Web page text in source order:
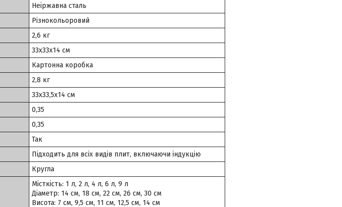
Неіржавна сталь
Різнокольоровий
2,6 кг
33х33х14 см
Картонна коробка
2,8 кг
33х33,5х14 см
0,35
0,35
Так
Підходить для всіх видів плит, включаючи індукцію
Кругла
Місткість: 1 л, 2 л, 4 л, 6 л, 9 л
Діаметр: 14 см, 18 см, 22 см, 26 см, 30 см
Висота: 7 см, 9,5 см, 11 см, 12,5 см, 14 см